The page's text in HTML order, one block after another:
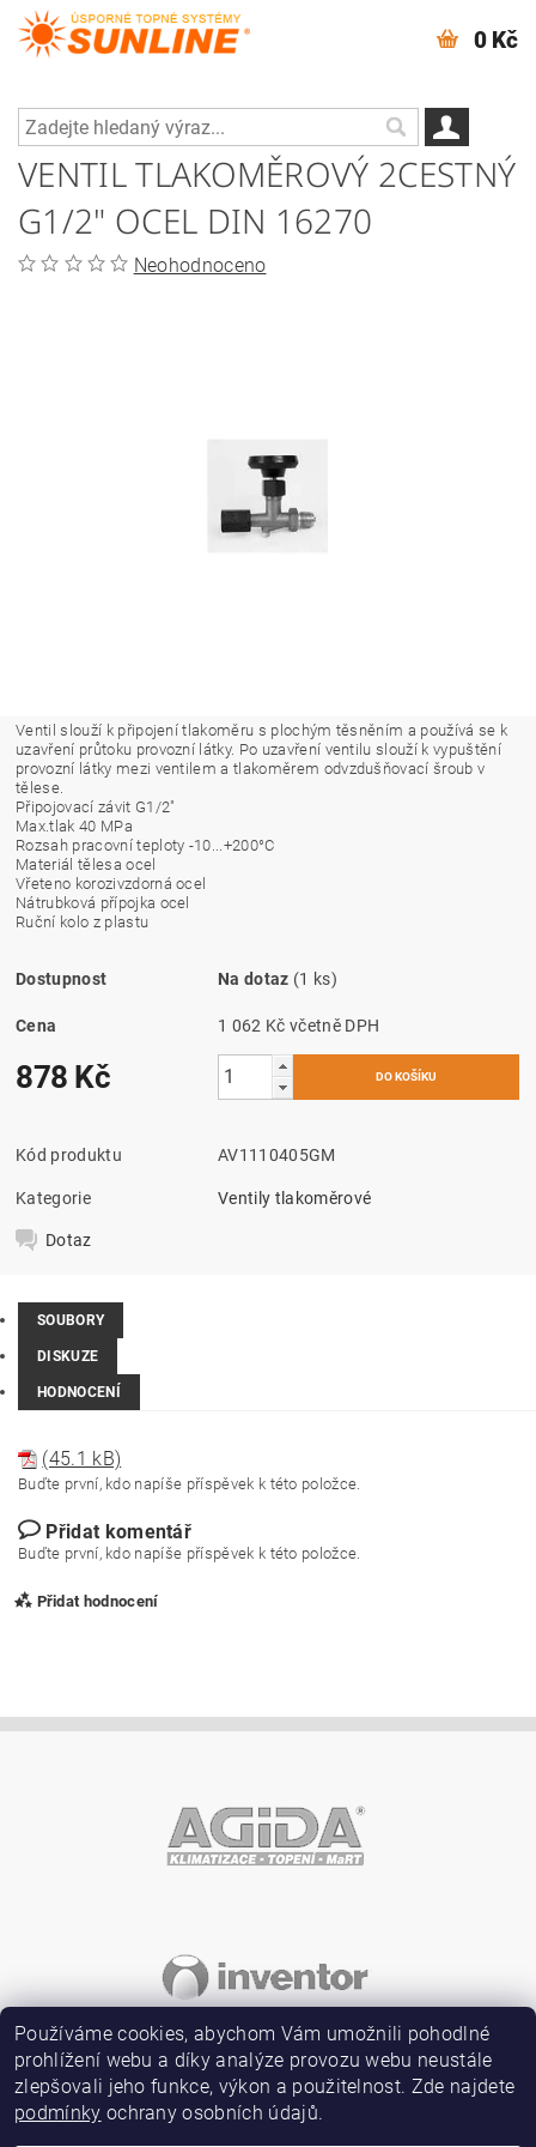
0 Kč
VENTIL TLAKOMĚROVÝ 2CESTNÝ
G1/2" OCEL DIN 16270
Neohodnoceno
Ventil slouží k připojení tlakoměru s plochým těsněním a používá se k
uzavření průtoku provozní látky. Po uzavření ventilu slouží k vypuštění
provozní látky mezi ventilem a tlakoměrem odvzdušňovací šroub v
tělese.
Připojovací závit G1/2"
Max.tlak 40 MPa
Rozsah pracovní teploty -10...+200°C
Materiál tělesa ocel
Vřeteno korozivzdorná ocel
Nátrubková přípojka ocel
Ruční kolo z plastu
Dostupnost Na dotaz (1 ks)
Cena 1 062 Kč včetně DPH
878 Kč
Kód produktu AV1110405GM
Kategorie Ventily tlakoměrové
Dotaz
SOUBORY
DISKUZE
HODNOCENÍ
(45.1 kB)
Buďte první, kdo napíše příspěvek k této položce.
Přidat komentář
Buďte první, kdo napíše příspěvek k této položce.
Přidat hodnocení
Vložením hodnocení souhlasíte spodmínkami ochrany
Používáme cookies, abychom Vám umožnili pohodlné
prohlížení webu a díky analýze provozu webu neustále
zlepšovali jeho funkce, výkon a použitelnost. Zde najdete
podmínky ochrany osobních údajů.